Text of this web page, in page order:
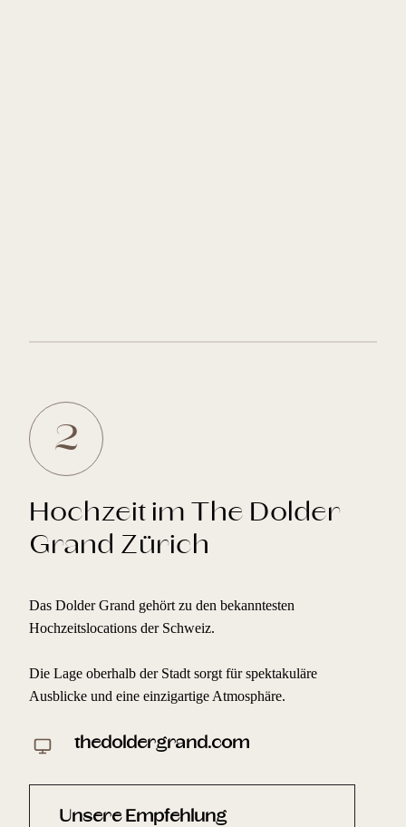
2
Hochzeit im The Dolder
Grand Zürich
Das Dolder Grand gehört zu den bekanntesten
Hochzeitslocations der Schweiz.
Die Lage oberhalb der Stadt sorgt für spektakuläre
Ausblicke und eine einzigartige Atmosphäre.
thedoldergrand.com
Unsere Empfehlung